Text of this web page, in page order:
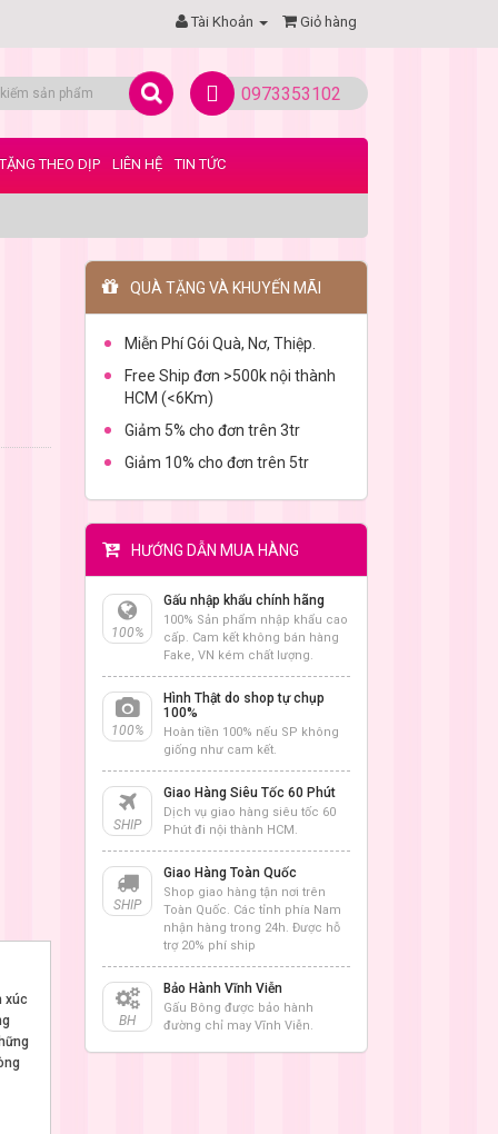
Tài Khoản Giỏ hàng
0973353102
THEO DỊP LIÊN HỆ TIN TỨC
xúc
QUÀ TẶNG VÀ KHUYẾN MÃI
Miễn Phí Gói Quà, Nơ, Thiệp.
Free Ship đơn >500k nội thành
HCM (<6Km)
Giảm 5% cho đơn trên 3tr
Giảm 10% cho đơn trên 5tr
HƯỚNG DẪN MUA HÀNG
100%
Gấu nhập khẩu chính hãng
100% Sản phẩm nhập khẩu cao
cấp. Cam kết không bán hàng
Fake, VN kém chất lượng.
100%
Hình Thật do shop tự chụp
100%
Hoàn tiền 100% nếu SP không
giống như cam kết.
SHIP
Giao Hàng Siêu Tốc 60 Phút
Dịch vụ giao hàng siêu tốc 60
Phút đi nội thành HCM.
SHIP
Giao Hàng Toàn Quốc
Shop giao hàng tận nơi trên
Toàn Quốc. Các tỉnh phía Nam
nhận hàng trong 24h. Được hỗ
trợ 20% phí ship
BH
Bảo Hành Vĩnh Viễn
Gấu Bông được bảo hành
đường chỉ may Vĩnh Viễn.